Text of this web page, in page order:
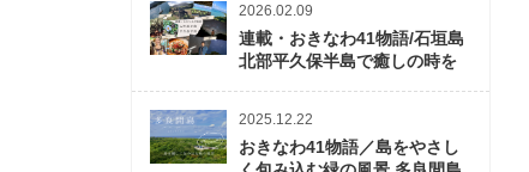
2026.02.09
連載・おきなわ41物語/石垣島
北部平久保半島で癒しの時を
2025.12.22
おきなわ41物語／島をやさし